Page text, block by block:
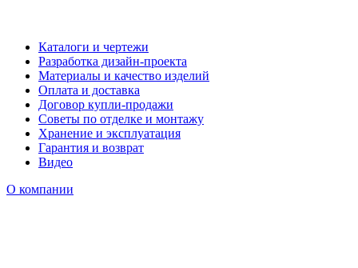
Каталоги и чертежи
Разработка дизайн-проекта
Материалы и качество изделий
Оплата и доставка
Договор купли-продажи
Советы по отделке и монтажу
Хранение и эксплуатация
Гарантия и возврат
Видео
О компании